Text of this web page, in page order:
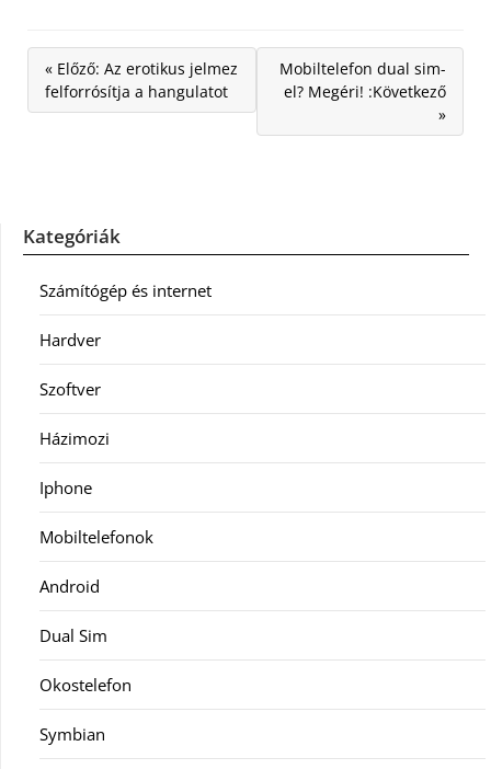
« Előző: Az erotikus jelmez
felforrósítja a hangulatot
Mobiltelefon dual sim-
el? Megéri! :Következő
»
Kategóriák
Számítógép és internet
Hardver
Szoftver
Házimozi
Iphone
Mobiltelefonok
Android
Dual Sim
Okostelefon
Symbian